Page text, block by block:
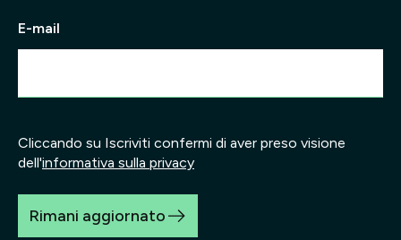
E-mail
Cliccando su Iscriviti confermi di aver preso visione
dell'informativa sulla privacy
Rimani aggiornato